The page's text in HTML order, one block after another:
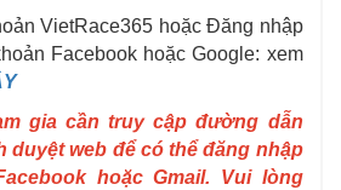
VietRace365 hoặc Đăng nhập
Facebook hoặc Google: xem
gia cần truy cập đường dẫn
duyệt web để có thể đăng nhập
hoặc Gmail. Vui lòng